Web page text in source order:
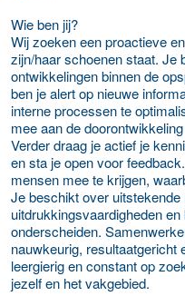
Wie ben jij?
Wij zoeken een proactieve
zijn/haar schoenen staat. Je
ontwikkelingen binnen de
ben je alert op nieuwe
interne processen te
mee aan de
Verder draag je actief je
en sta je open voor
mensen mee te krijgen,
Je beschikt over
uitdrukkingsvaardigheden
onderscheiden.
nauwkeurig,
leergierig en constant op
jezelf en het vakgebied.